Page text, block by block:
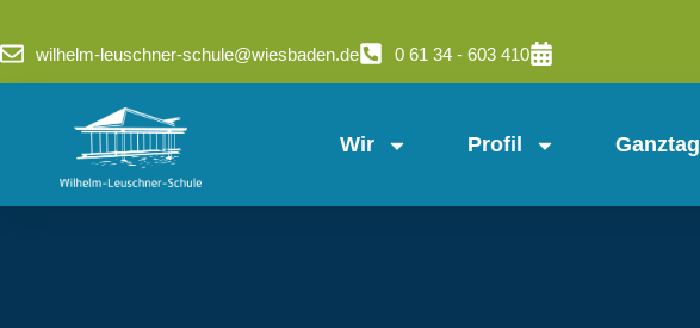
wilhelm-leuschner-schule@wiesbaden.de 0 61 34 - 603 410
Wir Profil Ganztag